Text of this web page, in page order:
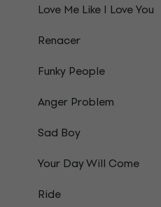
Love Me Like I Love You
Renacer
Funky People
Anger Problem
Sad Boy
Your Day Will Come
Ride